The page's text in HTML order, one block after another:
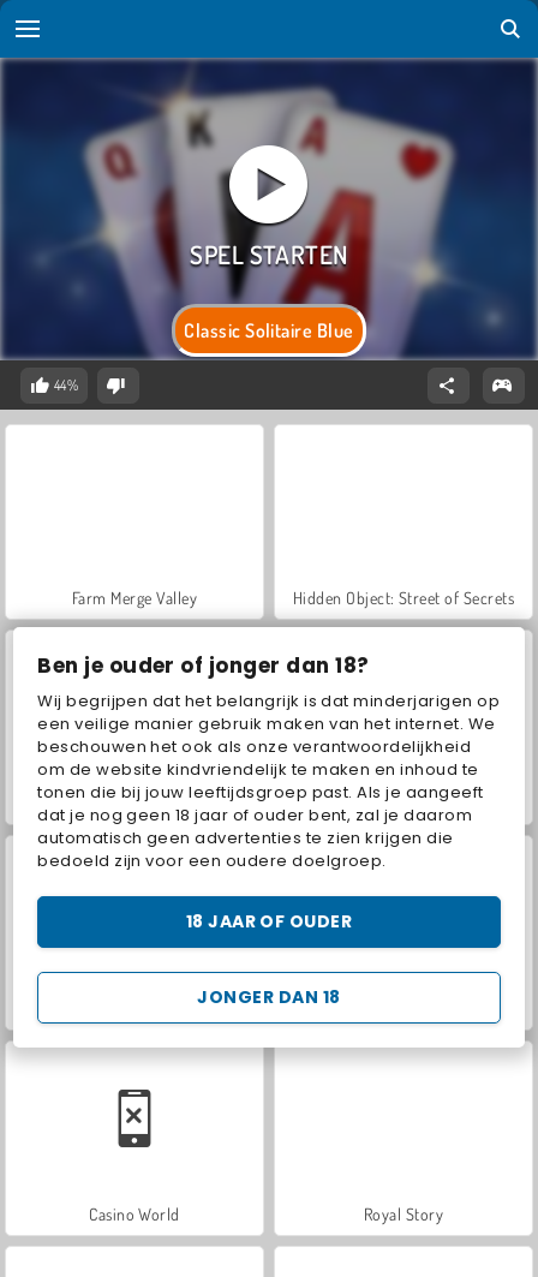
Ben je ouder of jonger dan 18?
Wij begrijpen dat het belangrijk is dat minderjarigen op
een veilige manier gebruik maken van het internet. We
beschouwen het ook als onze verantwoordelijkheid
om de website kindvriendelijk te maken en inhoud te
tonen die bij jouw leeftijdsgroep past. Als je aangeeft
dat je nog geen 18 jaar of ouder bent, zal je daarom
automatisch geen advertenties te zien krijgen die
bedoeld zijn voor een oudere doelgroep.
JONGER DAN 18
18 JAAR OF OUDER
Classic Solitaire Blue
44%
Farm Merge Valley Hidden Object: Street of Secrets
VegaMix Da Vinci Puzzles ASMR Makeover & Makeup Studio
World War 2 Shooter Car Parking City Duel
Casino World Royal Story